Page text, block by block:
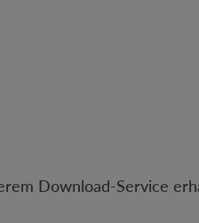
Download-Service